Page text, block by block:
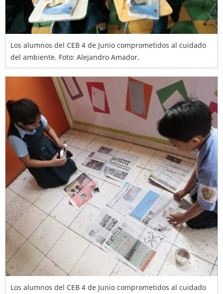
Los alumnos del CEB 4 de Junio comprometidos al cuidado
del ambiente. Foto: Alejandro Amador.
Los alumnos del CEB 4 de Junio comprometidos al cuidado